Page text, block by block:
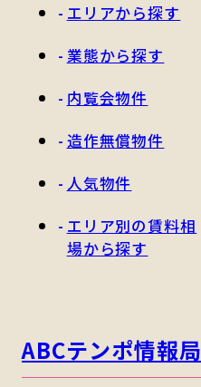
エリアから探す
業態から探す
内覧会物件
造作無償物件
人気物件
エリア別の賃料相
場から探す
ABCテンポ情報局